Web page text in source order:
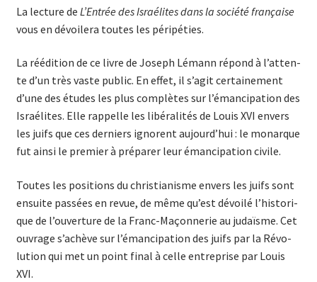
La lecture de L’Entrée des Israélites dans la société française
vous en dévoilera toutes les péripéties.
La réédition de ce livre de Joseph Lémann ré­pon­d à l’at­ten­
te d’un très vaste public. En effet, il s’agit certaine­ment
d’une des études les plus complètes sur l’éman­cipa­tion des
Israélites. Elle rappelle les libéralités de Louis XVI envers
les juifs que ces derniers ignorent au­jour­­d’hui : le monar­que
fut ainsi le premier à préparer leur émancipation civile.
Toutes les positions du chris­tia­nisme envers les juifs sont
ensuite passées en revue, de même qu’est dévoilé l’his­­to­ri­
que de l’ou­verture de la Franc-Ma­çon­nerie au judaïsme. Cet
ouvrage s’achève sur l’éman­ci­pa­tion des juifs par la Ré­vo­
lution qui met un point final à celle entreprise par Louis
XVI.